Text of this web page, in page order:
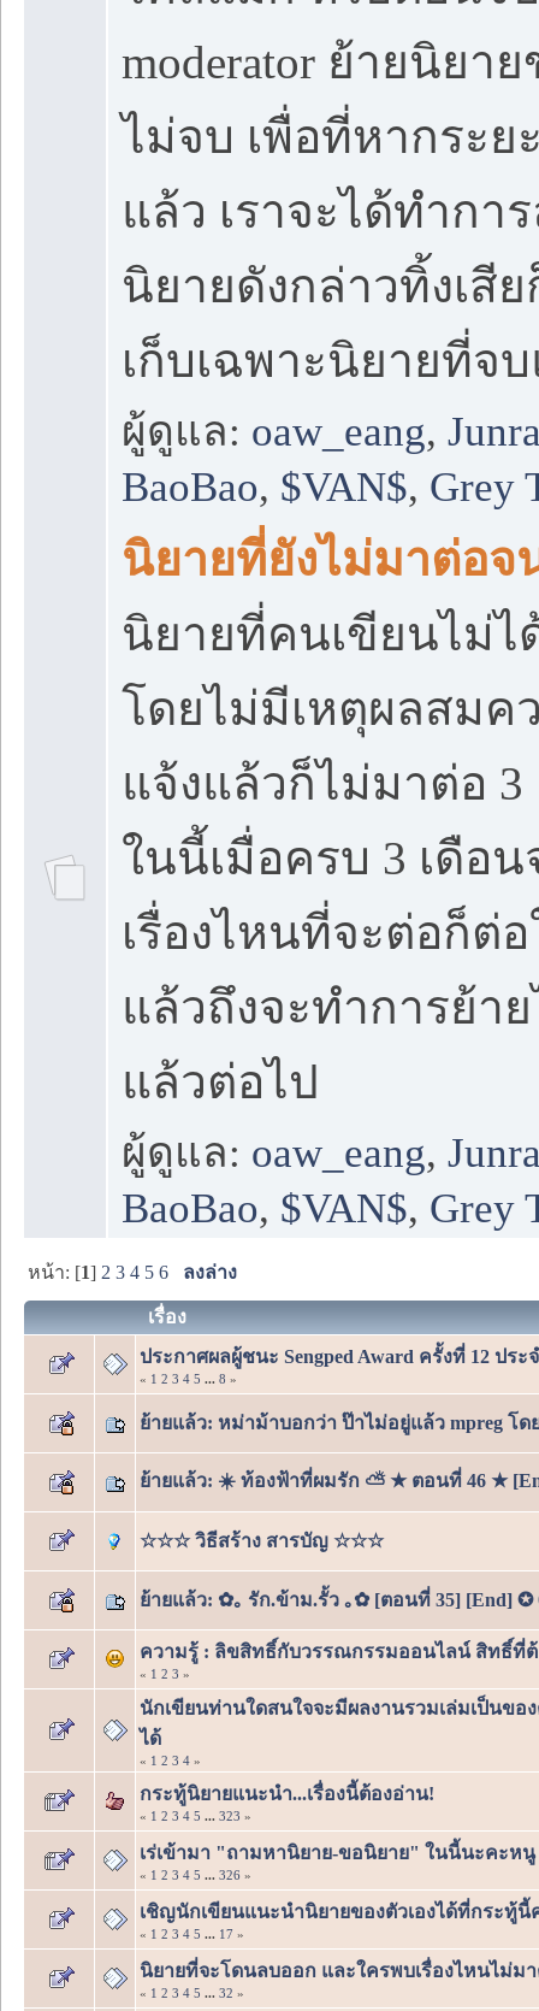
moderator ย้ายนิยา
ไม่จบ เพื่อที่หากระย
แล้ว เราจะได้ทำก
นิยายดังกล่าวทิ้งเสี
เก็บเฉพาะนิยายที่จ
ผู้ดูแล: oaw_eang,
BaoBao, $VAN$, Grey
นิยายที่ยังไม่มาต่อจ
นิยายที่คนเขียนไม่
โดยไม่มีเหตุผลสมค
แจ้งแล้วก็ไม่มาต่อ 3
ในนี้เมื่อครบ 3 เดือ
เรื่องไหนที่จะต่อก็ต่
แล้วถึงจะทำการย้า
แล้วต่อไป
ผู้ดูแล: oaw_eang,
BaoBao, $VAN$, Grey
หน้า: [1] 2 3 4 5 6 ลงล่าง
เรื่อง
ประกาศผลผู้ชนะ Sengped Award ครั้งที่ 12 ประ
« 1 2 3 4 5 ... 8 »
ย้ายแล้ว: หม่าม้าบอกว่า ป๊าไม่อยู่แล้ว mpreg โดย
ย้ายแล้ว: ☀️ ท้องฟ้าที่ผมรัก ⛅ ★ ตอนที่ 46 ★
☆☆☆ วิธีสร้าง สารบัญ ☆☆☆
ย้ายแล้ว: ✿｡ รัก.ข้าม.รั้ว ｡✿ [ตอนที่ 35] [End] ✪
ความรู้ : ลิขสิทธิ์กับวรรณกรรมออนไลน์ สิทธิ์ที่ต้
« 1 2 3 »
นักเขียนท่านใดสนใจจะมีผลงานรวมเล่มเป็นขอ
ได้
« 1 2 3 4 »
กระทู้นิยายแนะนำ...เรื่องนี้ต้องอ่าน!
« 1 2 3 4 5 ... 323 »
เร่เข้ามา "ถามหานิยาย-ขอนิยาย" ในนี้นะคะห
« 1 2 3 4 5 ... 326 »
เชิญนักเขียนแนะนำนิยายของตัวเองได้ที่กระทู้นี้
« 1 2 3 4 5 ... 17 »
นิยายที่จะโดนลบออก และใครพบเรื่องไหนไม่ม
« 1 2 3 4 5 ... 32 »